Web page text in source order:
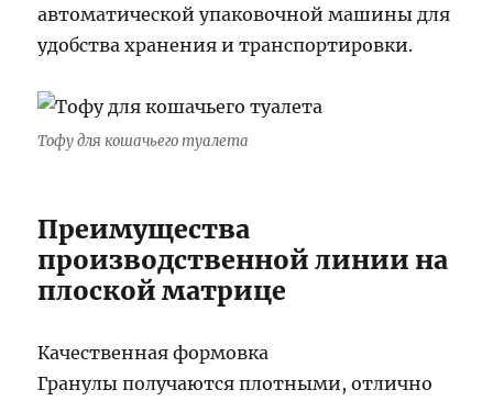
автоматической упаковочной машины для
удобства хранения и транспортировки.
Тофу для кошачьего туалета
Преимущества
производственной линии на
плоской матрице
Качественная формовка
Гранулы получаются плотными, отлично